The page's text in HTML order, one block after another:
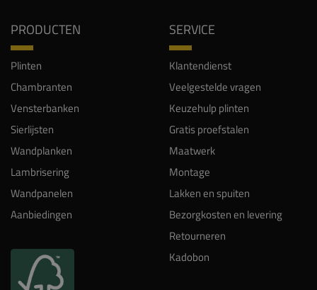
PRODUCTEN
Plinten
Chambranten
Vensterbanken
Sierlijsten
Wandplanken
Lambrisering
Wandpanelen
Aanbiedingen
SERVICE
Klantendienst
Veelgestelde vragen
Keuzehulp plinten
Gratis proefstalen
Maatwerk
Montage
Lakken en spuiten
Bezorgkosten en levering
Retourneren
Kadobon